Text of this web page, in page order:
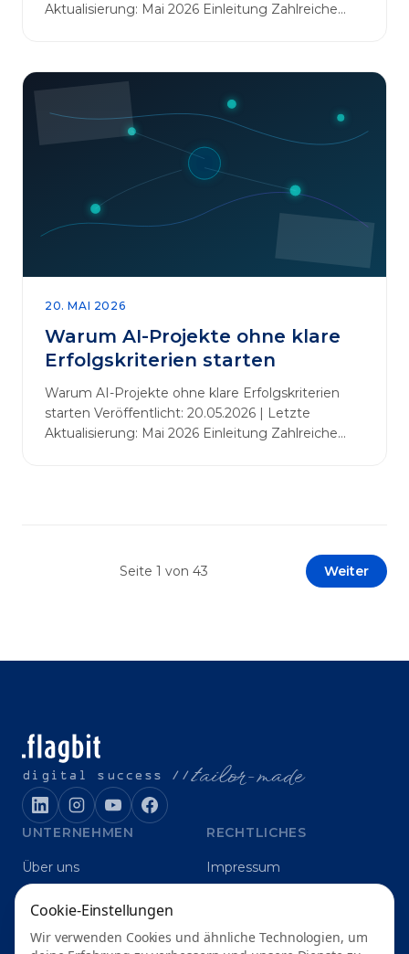
Aktualisierung: Mai 2026 Einleitung Zahlreiche
automatisieren oder sich Wettbewerbsvorteile zu
verschaffen. Oftmals liegt der Fokus dabei auf
praxisnahem Handeln: Erfahrungen sammeln,
Prototypen entwickeln und interne Skepsis
abbauen. Der zentrale Begriff dieses Beitrags ist
„Erfolgskriterien für AI-Projekte“. In [&hellip;]
20. MAI 2026
Warum AI-Projekte ohne klare
Erfolgskriterien starten
Warum AI-Projekte ohne klare Erfolgskriterien
starten Veröffentlicht: 20.05.2026 | Letzte
Aktualisierung: Mai 2026 Einleitung Zahlreiche
Prototypen entwickeln und interne Skepsis
abbauen. Der zentrale Begriff dieses Beitrags ist
Seite 1 von 43 Weiter
digital success //tailor-made
UNTERNEHMEN
Über uns
RECHTLICHES
Impressum
Cookie-Einstellungen
Wir verwenden Cookies und ähnliche Technologien, um